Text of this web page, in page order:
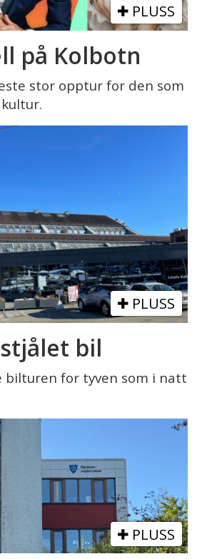
PLUSS
på Kolbotn
stor opptur for den som
PLUSS
bil
bilturen for tyven som i natt
PLUSS